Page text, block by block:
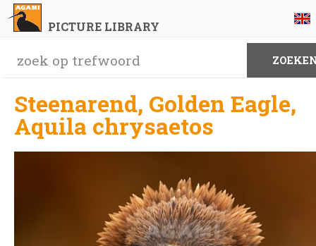
PICTURE LIBRARY
Steenarend, Golden Eagle,
Aquila chrysaetos